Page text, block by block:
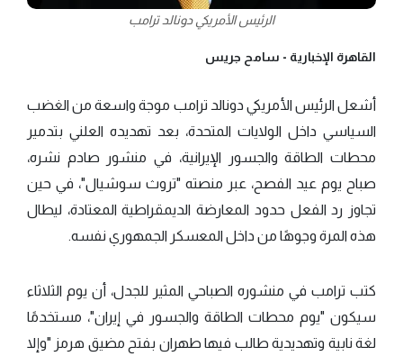
الرئيس الأمريكي دونالد ترامب
القاهرة الإخبارية - سامح جريس
أشعل الرئيس الأمريكي دونالد ترامب موجة واسعة من الغضب
السياسي داخل الولايات المتحدة، بعد تهديده العلني بتدمير
محطات الطاقة والجسور الإيرانية، في منشور صادم نشره،
صباح يوم عيد الفصح، عبر منصته "تروث سوشيال"، في حين
تجاوز رد الفعل حدود المعارضة الديمقراطية المعتادة، ليطال
هذه المرة وجوهًا من داخل المعسكر الجمهوري نفسه.
كتب ترامب في منشوره الصباحي المثير للجدل، أن يوم الثلاثاء
سيكون "يوم محطات الطاقة والجسور في إيران"، مستخدمًا
لغة نابية وتهديدية طالب فيها طهران بفتح مضيق هرمز "وإلا